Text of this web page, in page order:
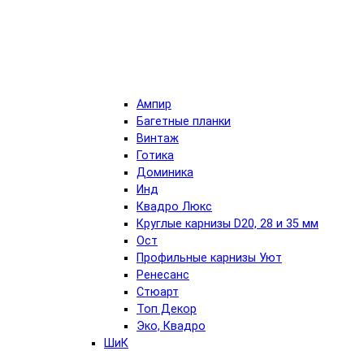
Ампир
Багетные планки
Винтаж
Готика
Доминика
Инд
Квадро Люкс
Круглые карнизы D20, 28 и 35 мм
Ост
Профильные карнизы Уют
Ренесанс
Стюарт
Топ Декор
Эко, Квадро
ШиК